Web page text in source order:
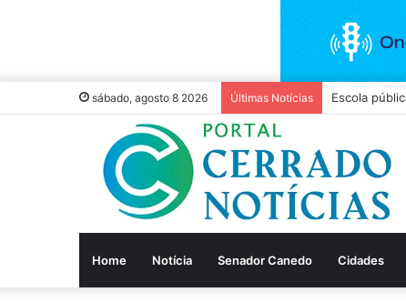
sábado, agosto 8 2026 Últimas Notícias Escola
Home Notícia Senador Canedo Cidades